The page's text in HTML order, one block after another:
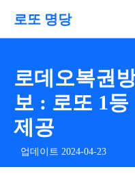
로또 명당
로데오복권
보 : 로또 1
제공
업데이트 2024-04-23